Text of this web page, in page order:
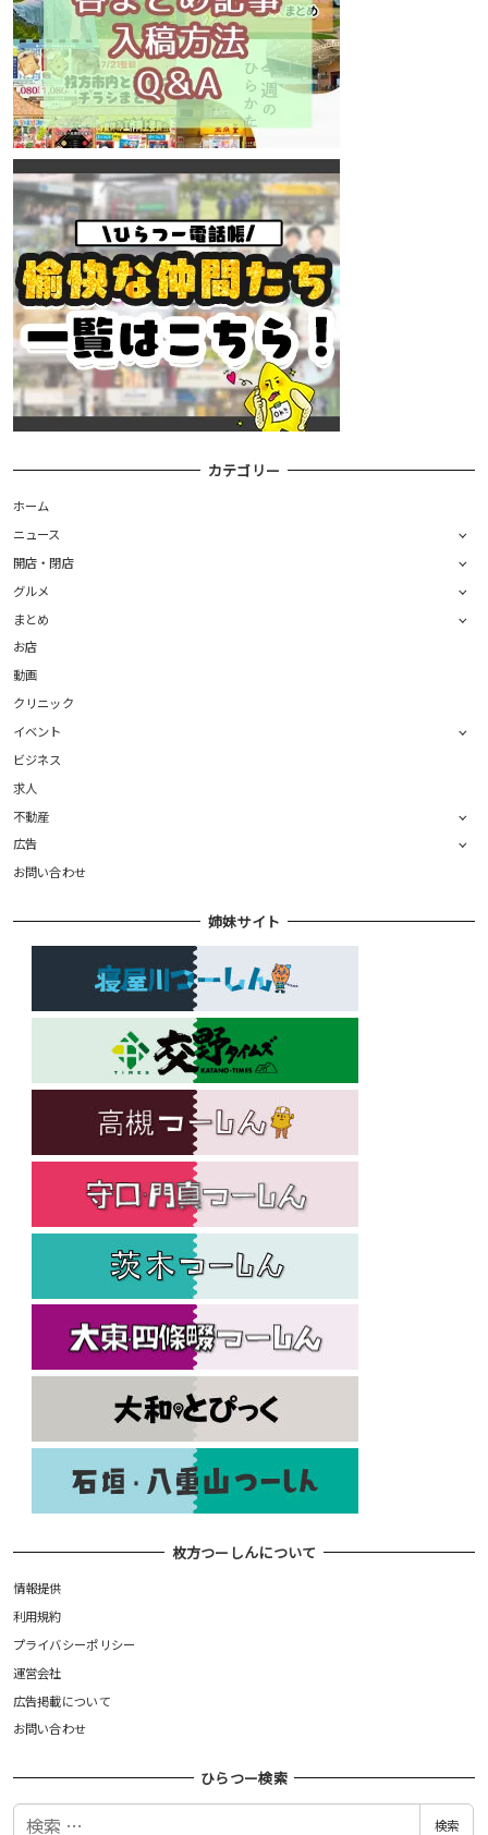
カテゴリー
ホーム
ニュース
開店・閉店
グルメ
まとめ
お店
動画
クリニック
イベント
ビジネス
求人
不動産
広告
お問い合わせ
姉妹サイト
枚方つーしんについて
情報提供
利用規約
プライバシーポリシー
運営会社
広告掲載について
お問い合わせ
ひらつー検索
検
検索